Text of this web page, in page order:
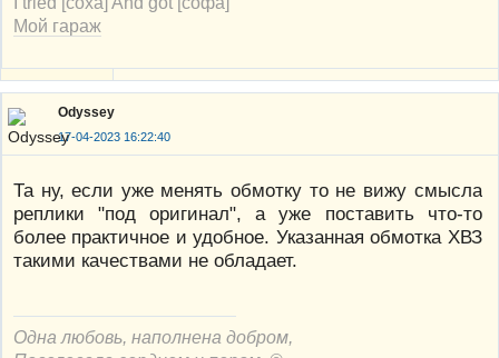
Мой гараж
Odyssey
17-04-2023 16:22:40
Та ну, если уже менять обмотку то не вижу смысла
реплики "под оригинал", а уже поставить что-то
более практичное и удобное. Указанная обмотка ХВЗ
такими качествами не обладает.
Одна любовь, наполнена добром,